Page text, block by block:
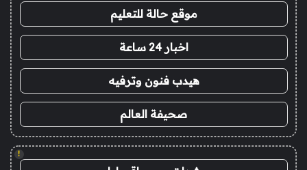
موقع حالة للتعليم
اخبار 24 ساعة
هيدب فنون وترفيه
صحيفة العالم
!